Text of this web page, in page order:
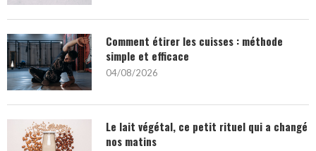
Comment étirer les cuisses : méthode
simple et efficace
04/08/2026
Le lait végétal, ce petit rituel qui a changé
nos matins